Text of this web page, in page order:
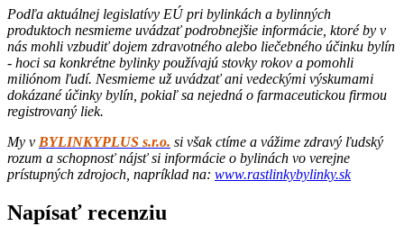
Podľa aktuálnej legislatívy EÚ pri bylinkách a bylinných
produktoch nesmieme uvádzať podrobnejšie informácie, ktoré by v
nás mohli vzbudiť dojem zdravotného alebo liečebného účinku bylín
- hoci sa konkrétne bylinky používajú stovky rokov a pomohli
miliónom ľudí. Nesmieme už uvádzať ani vedeckými výskumami
dokázané účinky bylín, pokiaľ sa nejedná o farmaceutickou firmou
registrovaný liek.
My v BYLINKYPLUS s.r.o. si však ctíme a vážime zdravý ľudský
rozum a schopnosť nájsť si informácie o bylinách vo verejne
prístupných zdrojoch, napríklad na: www.rastlinkybylinky.sk
Napísať recenziu